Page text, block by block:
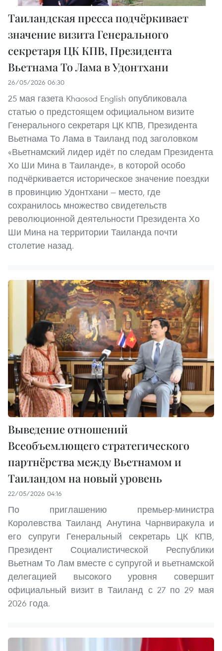
Таиландская пресса подчёркивает
значение визита Генерального
секретаря ЦК КПВ, Президента
Вьетнама То Лама в Удонтхани
26/05/2026 06:30
25 мая газета Khaosod English опубликовала
статью о предстоящем официальном визите
Генерального секретаря ЦК КПВ, Президента
Вьетнама То Лама в Таиланд под заголовком
«Вьетнамский лидер идёт по следам Президента
Хо Ши Мина в Таиланде», в которой особо
подчёркивается историческое значение поездки
в провинцию Удонтхани — место, где
сохранилось множество свидетельств
революционной деятельности Президента Хо
Ши Мина на территории Таиланда почти
столетие назад.
Выведение отношений
Всеобъемлющего стратегического
партнёрства между Вьетнамом и
Таиландом на новый уровень
22/05/2026 04:16
По приглашению премьер-министра
Королевства Таиланд Анутина Чарнвиракула и
его супруги Генеральный секретарь ЦК КПВ,
Президент Социалистической Республики
Вьетнам То Лам вместе с супругой и вьетнамской
делегацией высокого уровня совершит
официальный визит в Таиланд с 27 по 29 мая
2026 года.